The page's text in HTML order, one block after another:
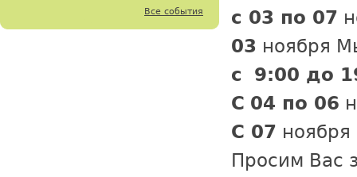
Все события
с 03 по 07
03 ноября
с
9:00 до
С 04 по 06
С 07
Просим Вас